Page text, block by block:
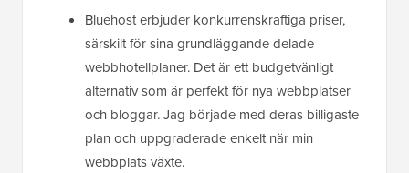
Bluehost erbjuder konkurrenskraftiga priser,
särskilt för sina grundläggande delade
webbhotellplaner. Det är ett budgetvänligt
alternativ som är perfekt för nya webbplatser
och bloggar. Jag började med deras billigaste
plan och uppgraderade enkelt när min
webbplats växte.